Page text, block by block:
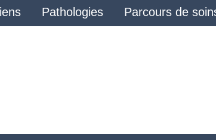
Pathologies Parcours de